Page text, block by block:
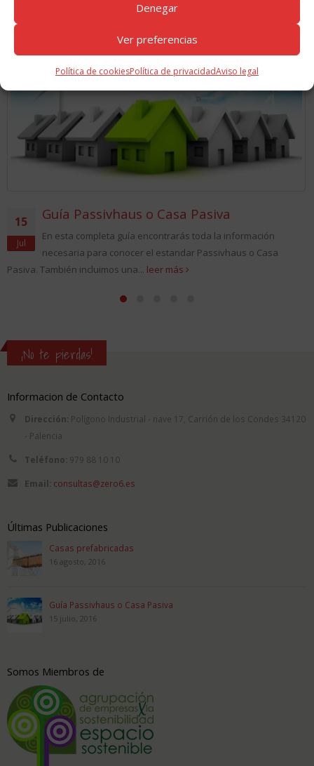
Denegar
Ver preferencias
Política de cookiesPolítica de privacidadAviso legal
GUÍAS RELACIONADAS
15
Jul
Guía Passivhaus o Casa Pasiva
En esta completa guía encontrarás toda la información
necesaria para conocer el estandar Passivhaus o Casa
Pasiva. También incluimos una... leer más
¡No te pierdas!
Informacion de Contacto
Dirección: Polígono Industrial - nave 17, Carrión de los Condes 34120
- Palencia
Teléfono: 979 88 10 10
Email: consultas@zero6.es
Últimas Publicaciones
Casas prefabricadas
16 agosto, 2016
Guía Passivhaus o Casa Pasiva
15 julio, 2016
Somos Miembros de